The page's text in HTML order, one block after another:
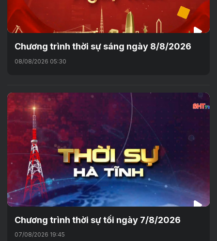
Chương trình thời sự sáng ngày 8/8/2026
08/08/2026 05:30
Chương trình thời sự tối ngày 7/8/2026
07/08/2026 19:45